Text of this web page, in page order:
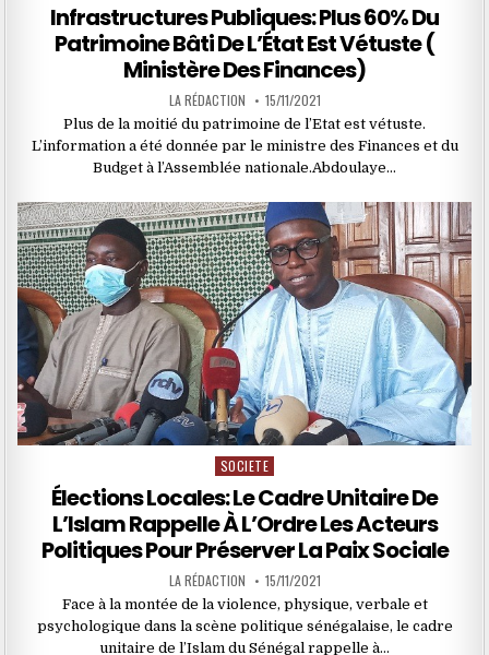
Infrastructures Publiques: Plus 60% Du
Patrimoine Bâti De L’État Est Vétuste (
Ministère Des Finances)
LA RÉDACTION 15/11/2021
Plus de la moitié du patrimoine de l’Etat est vétuste.
L’information a été donnée par le ministre des Finances et du
Budget à l’Assemblée nationale.Abdoulaye…
Posted
SOCIETE
Élections Locales: Le Cadre Unitaire De
L’Islam Rappelle À L’Ordre Les Acteurs
Politiques Pour Préserver La Paix Sociale
LA RÉDACTION 15/11/2021
Face à la montée de la violence, physique, verbale et
psychologique dans la scène politique sénégalaise, le cadre
unitaire de l’Islam du Sénégal rappelle à…